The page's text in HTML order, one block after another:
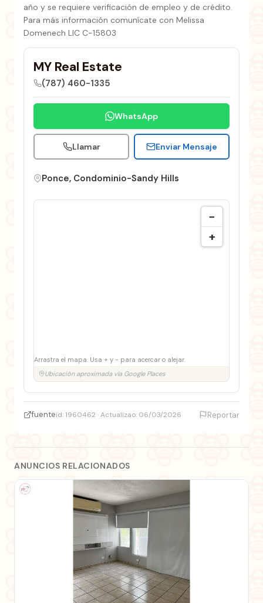
año y se requiere verificación de empleo y de crédito.
Para más información comunícate con Melissa
Domenech LIC C-15803
MY Real Estate
(787) 460-1335
WhatsApp
Llamar Enviar Mensaje
Ponce, Condominio-Sandy Hills
−
+
Arrastra el mapa. Usa + y − para acercar o alejar.
Ubicación aproximada vía Google Places
fuenteid: 1960462 · Actualizao: 06/03/2026 Reportar
ANUNCIOS RELACIONADOS